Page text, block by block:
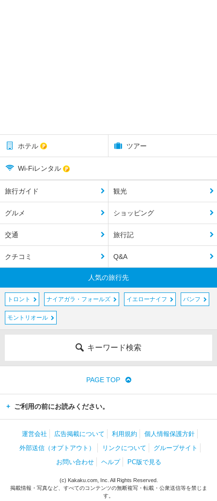
ホテル ツアー
Wi-Fiレンタル
旅行ガイド 観光
グルメ ショッピング
交通 旅行記
クチコミ Q&A
人気の旅行先
トロント ナイアガラ・フォールズ イエローナイフ バンフ
モントリオール
キーワード検索
PAGE TOP
ご利用の前にお読みください。
運営会社 広告掲載について 利用規約
個人情報保護方針
外部送信（オプトアウト）
リンクについて
グループサイト
お問い合わせ
ヘルプ PC版で見る
(c) Kakaku.com, Inc. All Rights Reserved.
掲載情報・写真など、すべてのコンテンツの無断複写・転載・公衆送信等を禁じま
す。